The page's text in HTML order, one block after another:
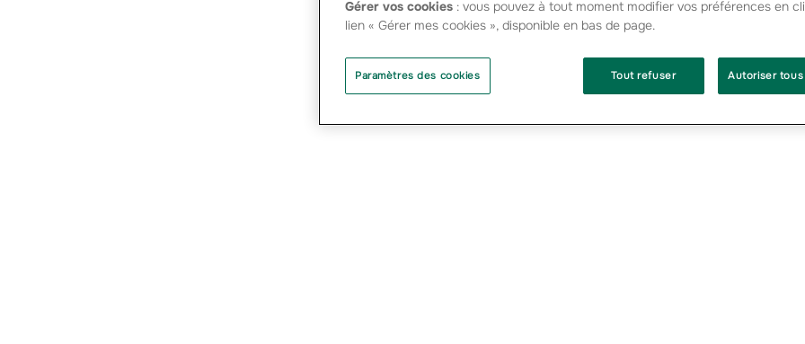
Gérer vos cookies : vous pouvez à tout moment modifier vos préférences en
lien « Gérer mes cookies », disponible en bas de page.
Paramètres des cookies Tout refuser Autoriser tous